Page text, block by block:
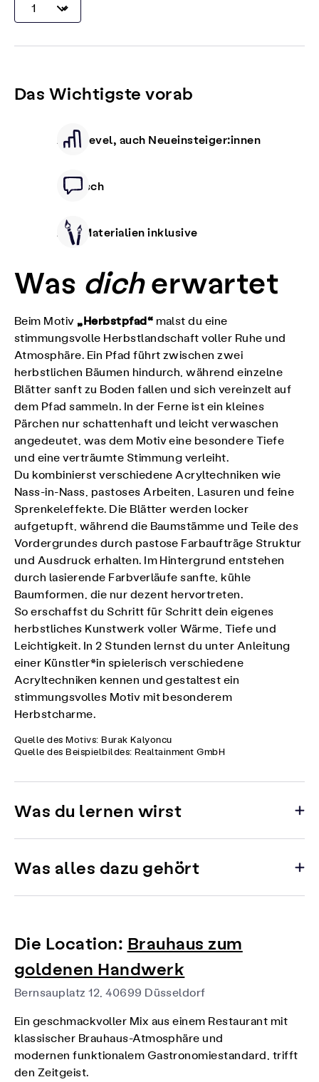
Das Wichtigste vorab
Alle Level, auch Neueinsteiger:innen
Deutsch
Alle Materialien inklusive
Was dicherwartet
Beim Motiv„Herbstpfad“ malst du eine
stimmungsvolle Herbstlandschaft voller Ruhe und
Atmosphäre. Ein Pfad führt zwischen zwei
herbstlichen Bäumen hindurch, während einzelne
Blätter sanft zu Boden fallen und sich vereinzelt auf
dem Pfad sammeln. In der Ferne ist ein kleines
Pärchen nur schattenhaft und leicht verwaschen
angedeutet, was dem Motiv eine besondere Tiefe
und eine verträumte Stimmung verleiht.
Du kombinierst verschiedene Acryltechniken wie
Nass-in-Nass, pastoses Arbeiten, Lasuren und feine
Sprenkeleffekte. Die Blätter werden locker
aufgetupft, während die Baumstämme und Teile des
Vordergrundes durch pastose Farbaufträge Struktur
und Ausdruck erhalten. Im Hintergrund entstehen
durch lasierende Farbverläufe sanfte, kühle
Baumformen, die nur dezent hervortreten.
So erschaffst du Schritt für Schritt dein eigenes
herbstliches Kunstwerk voller Wärme, Tiefe und
Leichtigkeit. In 2 Stunden lernst du unter Anleitung
einer Künstler*in spielerisch verschiedene
Acryltechniken kennen und gestaltest ein
stimmungsvolles Motiv mit besonderem
Herbstcharme.
Quelle des Motivs: Burak Kalyoncu
Quelle des Beispielbildes: Realtainment GmbH
Was du lernen wirst
Was alles dazu gehört
Die Location: Brauhaus zum
goldenen Handwerk
Bernsauplatz 12, 40699 Düsseldorf
Ein geschmackvoller Mix aus einem Restaurant mit
klassischer Brauhaus-Atmosphäre und
modernen funktionalem Gastronomiestandard, trifft
den Zeitgeist.